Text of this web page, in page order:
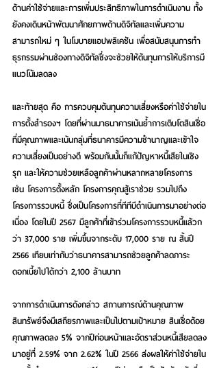
ด้านค่าใช้จ่ายและการเพิ่มประสิทธิภาพในการดำเนินงาน ทั้ง
ยังคงเดินหน้าพัฒนาศักยภาพด้านดิจิทัลและเพิ่มความ
สามารถใหม่ ๆ ในโมบายแอปพลิเคชัน เพื่อสนับสนุนการทำ
ธุรกรรมผ่านช่องทางดิจิทัลซึ่งจะช่วยให้ต้นทุนการให้บริการมี
แนวโน้มลดลง
และท้ายสุด คือ การควบคุมต้นทุนความเสี่ยงหรือค่าใช้จ่ายใน
การตั้งสำรองฯ โดยที่ผ่านมาธนาคารเน้นย้ำการเติบโตสินเชื่อ
ที่มีคุณภาพและเน้นกลุ่มที่ธนาคารมีความชำนาญและเข้าใจ
ความเสี่ยงเป็นอย่างดี พร้อมกันนั้นก็แก้ปัญหาหนี้เสียในเชิง
รุก และให้ความช่วยเหลือลูกค้าผ่านหลากหลายโครงการ
เช่น โครงการตั้งหลัก โครงการคุณสู้เราช่วย รวมไปถึง
โครงการรวบหนี้ ซึ่งเป็นโครงการที่ทีทีบีดำเนินการมาอย่างต่อ
เนื่อง โดยในปี 2567 มีลูกค้าที่เข้าร่วมโครงการรวบหนี้แล้วก
ว่า 37,000 ราย เพิ่มขึ้นจากระดับ 17,000 ราย ณ สิ้นปี
2566 เทียบเท่ากับว่าธนาคารสามารถช่วยลูกค้าลดภาระ
ดอกเบี้ยไปได้กว่า 2,100 ล้านบาท
จากการดำเนินการดังกล่าว สถานการณ์ด้านคุณภาพ
สินทรัพย์จึงมีเสถียรภาพและเป็นไปตามเป้าหมาย สินเชื่อด้อย
คุณภาพลดลง 5% จากปีก่อนหน้าและอัตราส่วนหนี้เสียลดลง
มาอยู่ที่ 2.59% จาก 2.62% ในปี 2566 ส่งผลให้ค่าใช้จ่ายใน